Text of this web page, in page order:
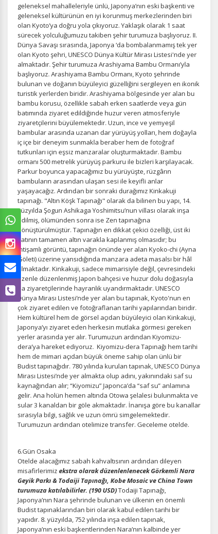
geleneksel mahalleleriyle ünlü, Japonya’nın eski başkenti ve
geleneksel kültürünün en iyi korunmuş merkezlerinden biri
olan Kyoto’ya doğru yola çıkıyoruz. Yaklaşık olarak 1 saat
sürecek yolculuğumuzu takiben şehir turumuza başlıyoruz. II.
Dünya Savaşı sırasında, Japonya ‘da bombalanmamış tek yer
olan Kyoto şehri, UNESCO Dünya Kültür Mirası Listesi'nde yer
almaktadır. Şehir turumuza Arashiyama Bambu Ormanı’yla
başlıyoruz. Arashiyama Bambu Ormanı, Kyoto şehrinde
bulunan ve doğanın büyüleyici güzelliğini sergileyen en ikonik
turistik yerlerden biridir. Arashiyama bölgesinde yer alan bu
bambu korusu, özellikle sabah erken saatlerde veya gün
batımında ziyaret edildiğinde huzur veren atmosferiyle
ziyaretçilerini büyülemektedir. Uzun, ince ve yemyeşil
bambular arasında uzanan dar yürüyüş yolları, hem doğayla
iç içe bir deneyim sunmakla beraber hem de fotoğraf
tutkunları için eşsiz manzaralar oluşturmaktadır. Bambu
ormanı 500 metrelik yürüyüş parkuru ile bizleri karşılayacak.
Parkur boyunca yapacağımız bu yürüyüşte, rüzgârın
bambuların arasından ulaşan sesi ile keyifli anlar
yaşayacağız. Ardından bir sonraki durağımız Kinkakuji
tapınağı. "Altın Köşk Tapınağı" olarak da bilinen bu yapı, 14.
yüzyılda Şogun Ashikaga Yoshimitsu’nun villası olarak inşa
edilmiş, ölümünden sonra ise Zen tapınağına
dönüştürülmüştür. Tapınağın en dikkat çekici özelliği, üst iki
katının tamamen altın varakla kaplanmış olmasıdır; bu
ihtişamlı görüntü, tapınağın önünde yer alan Kyoko-chi (Ayna
Göleti) üzerine yansıdığında manzara adeta masalsı bir hâl
almaktadır. Kinkakuji, sadece mimarisiyle değil, çevresindeki
özenle düzenlenmiş Japon bahçesi ve huzur dolu doğasıyla
da ziyaretçilerinde hayranlık uyandırmaktadır. UNESCO
Dünya Mirası Listesi’nde yer alan bu tapınak, Kyoto'nun en
çok ziyaret edilen ve fotoğraflanan tarihi yapılarından biridir.
Hem kültürel hem de görsel açıdan büyüleyici olan Kinkakuji,
Japonya’yı ziyaret eden herkesin mutlaka görmesi gereken
yerler arasında yer alır. Turumuzun ardından Kiyomizu-
dera’ya hareket ediyoruz. Kiyomizu-dera Tapınağı hem tarihi
hem de mimari açıdan büyük öneme sahip olan ünlü bir
Budist tapınağıdır. 780 yılında kurulan tapınak, UNESCO Dünya
Mirası Listesi’nde yer almakta olup adını, yakınındaki saf su
kaynağından alır; “Kiyomizu” Japonca’da “saf su” anlamına
gelir. Ana holün hemen altında Otowa şelalesi bulunmakta ve
sular 3 kanaldan bir göle akmaktadır. İnanışa göre bu kanallar
sırasıyla bilgi, sağlık ve uzun ömrü simgelemektedir.
Turumuzun ardından otelimize transfer. Geceleme otelde.
6.Gün Osaka
Otelde alacağımız sabah kahvaltısının ardından dileyen
misafirlerimiz ekstra olarak düzenlenlenecek Görkemli Nara
Geyik Parkı & Todaiji Tapınağı, Kobe Mosaic ve China Town
turumuza katılabilirler. (190 USD)Todaiji Tapınağı,
Japonya’nın Nara şehrinde bulunan ve ülkenin en önemli
Budist tapınaklarından biri olarak kabul edilen tarihi bir
yapıdır. 8. yüzyılda, 752 yılında inşa edilen tapınak,
Japonya’nın eski başkentlerinden Nara’nın kalbinde yer